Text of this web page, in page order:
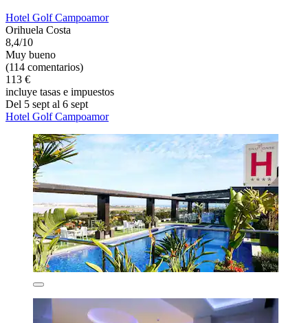
Hotel Golf Campoamor
Orihuela Costa
8,4/10
Muy bueno
(114 comentarios)
113 €
incluye tasas e impuestos
Del 5 sept al 6 sept
Hotel Golf Campoamor